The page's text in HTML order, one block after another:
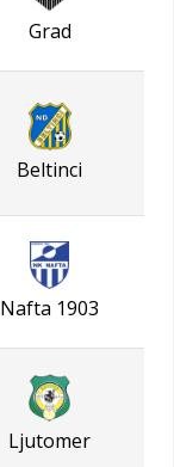
Grad
Beltinci
Nafta 1903
Ljutomer